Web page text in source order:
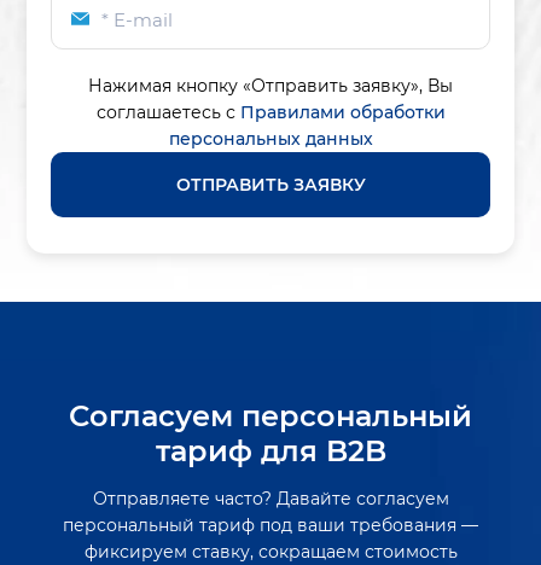
* E-mail
Нажимая кнопку «Отправить заявку», Вы
соглашаетесь с Правилами обработки
персональных данных
ОТПРАВИТЬ ЗАЯВКУ
Согласуем персональный
тариф для B2B
Отправляете часто? Давайте согласуем
персональный тариф под ваши требования —
фиксируем ставку, сокращаем стоимость